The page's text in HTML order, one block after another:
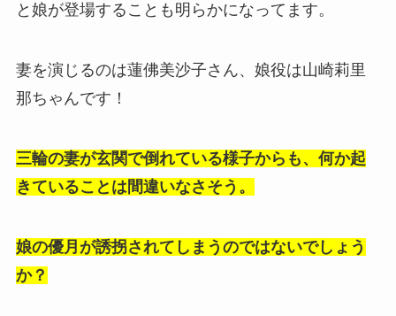
と娘が登場することも明らかになってます。
妻を演じるのは蓮佛美沙子さん、娘役は山崎莉里
那ちゃんです！
三輪の妻が玄関で倒れている様子からも、何か起
きていることは間違いなさそう。
娘の優月が誘拐されてしまうのではないでしょう
か？